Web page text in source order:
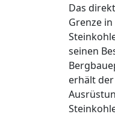
Das
Grenze
seinen
erhält